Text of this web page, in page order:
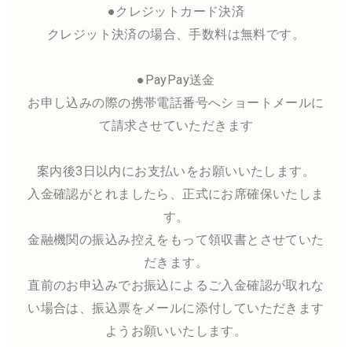
●クレジットカード決済
クレジット決済の場合、手数料は無料です。
●PayPay送金
お申し込みの際の携帯電話番号へショートメールに
て請求させていただきます
案内後3日以内にお支払いをお願いいたします。
入金確認がとれましたら、正式にお席確保いたしま
す。
金融機関の振込み控えをもって領収書とさせていた
だきます。
直前のお申込みでお振込によるご入金確認が取れな
い場合は、振込票をメールに添付していただきます
ようお願いいたします。